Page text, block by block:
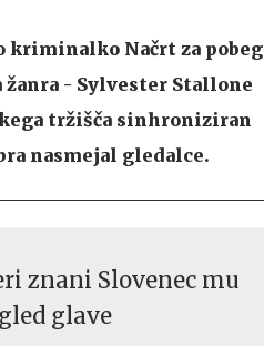
kriminalko Načrt za pobeg
- Sylvester Stallone
tržišča sinhroniziran
nasmejal gledalce.
znani Slovenec mu
glave